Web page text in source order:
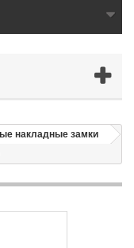
накладные замки